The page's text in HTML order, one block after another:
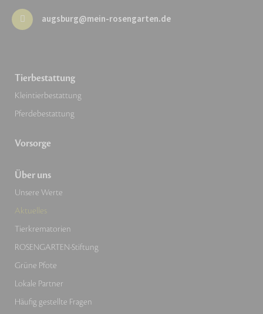
augsburg@mein-rosengarten.de
Tierbestattung
Kleintierbestattung
Pferdebestattung
Vorsorge
Über uns
Unsere Werte
Aktuelles
Tierkrematorien
ROSENGARTEN-Stiftung
Grüne Pfote
Lokale Partner
Häufig gestellte Fragen